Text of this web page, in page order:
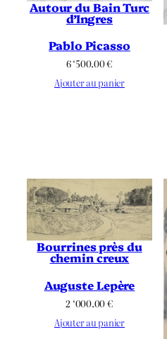
Autour du Bain Turc
d’Ingres
Pablo Picasso
6 ‘500.00€
Ajouter au panier
Bourrines près du
chemin creux
Auguste Lepère
2 ‘000.00€
Ajouter au panier